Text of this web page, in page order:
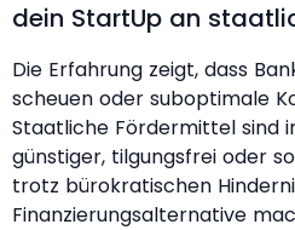
dein StartUp an
Die Erfahrung zeigt, dass
scheuen oder suboptimale
Staatliche Fördermittel sind
günstiger, tilgungsfrei oder
trotz bürokratischen
Finanzierungsalternative